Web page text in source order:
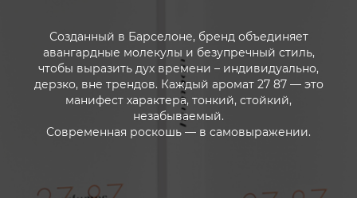
Созданный в Барселоне, бренд объединяет
авангардные молекулы и безупречный стиль,
чтобы выразить дух времени – индивидуально,
дерзко, вне трендов. Каждый аромат 27 87 — это
манифест характера, тонкий, стойкий,
незабываемый.
Современная роскошь — в самовыражении.